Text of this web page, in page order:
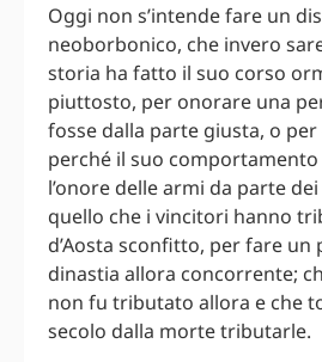
Oggi non s’intende fare un
neoborbonico, che invero
storia ha fatto il suo corso
piuttosto, per onorare una
fosse dalla parte giusta, o
perché il suo
l’onore delle armi da parte
quello che i vincitori hanno
d’Aosta sconfitto, per fare un
dinastia allora concorrente;
non fu tributato allora e che
secolo dalla morte tributarle.